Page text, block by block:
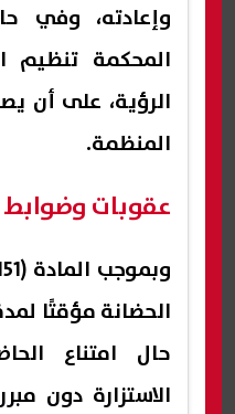
وإعادته، وفي
المحكمة تنظيم
الرؤية، على أن
المنظمة.
عقوبات وضوابط
حال امتناع
الاستزارة دون